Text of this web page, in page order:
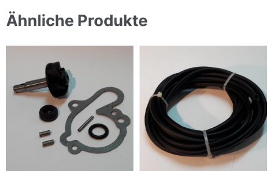
Ähnliche Produkte